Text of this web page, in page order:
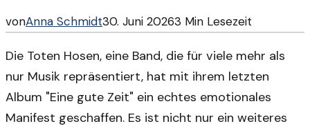
vonAnna Schmidt30. Juni 20263 Min Lesezeit
Die Toten Hosen, eine Band, die für viele mehr als
nur Musik repräsentiert, hat mit ihrem letzten
Album "Eine gute Zeit" ein echtes emotionales
Manifest geschaffen. Es ist nicht nur ein weiteres